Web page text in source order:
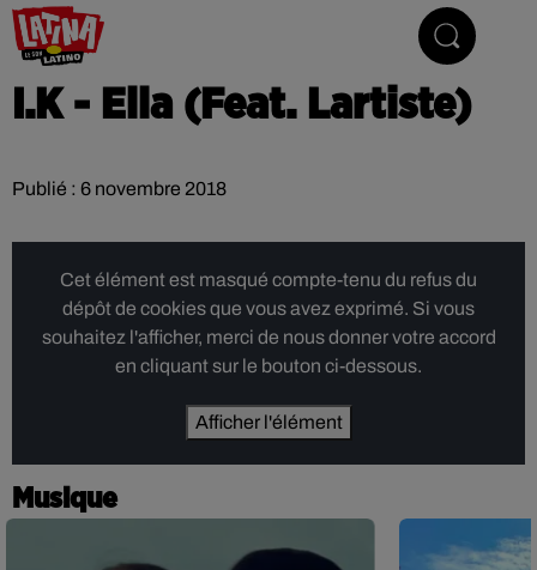
I.K - Ella (Feat. Lartiste)
Publié : 6 novembre 2018
Cet élément est masqué compte-tenu du refus du
dépôt de cookies que vous avez exprimé. Si vous
souhaitez l'afficher, merci de nous donner votre accord
en cliquant sur le bouton ci-dessous.
Afficher l'élément
Musique